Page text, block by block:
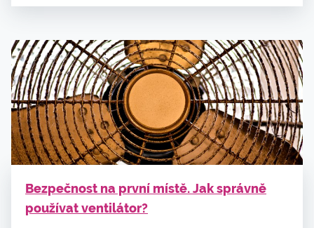
Bezpečnost na první místě. Jak správně
používat ventilátor?